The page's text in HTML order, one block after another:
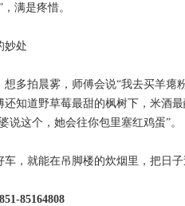
满是疼惜。
妙处
想多拍晨雾，师傅会说“我去买羊瘪
还知道野草莓最甜的枫树下，米酒
说这个，她会往你包里塞红鸡蛋”。
车，就能在吊脚楼的炊烟里，把日子
85164808